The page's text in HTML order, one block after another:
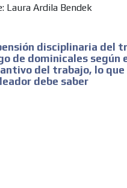
Laura Ardila Bendek
disciplinaria del
de dominicales según
del trabajo, lo
debe saber